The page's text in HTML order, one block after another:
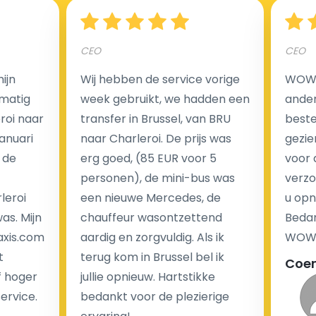
Hoeveel kost een luchthaven taxi transfer?
Een van de meest aantrekkelijke voordelen van
luchthaventaxi's is een vast tarief voor uw rit. In
tegenstelling tot traditionele taxi's met taxameter
brengen wij u geen extra kosten in rekening voor de
nachtrit.
We hebben geen ophaaltarief of extra kosten voor
wachttijd als uw vlucht vertraging heeft.
Kijk op onze website voor meer informatie over uw
transferkosten. Ons boekingsformulier bevat alle
mogelijke extra's die u kunt kiezen en de prijs die u
krijgt is transparant voor een passagier en een
naar
Mijn
hoger
CEO
Wij hebben de service vorige
week gebruikt, we hadden een
transfer in Brussel, van BRU
naar Charleroi. De prijs was
erg goed, (85 EUR voor 5
personen), de mini-bus was
een nieuwe Mercedes, de
chauffeur wasontzettend
aardig en zorgvuldig. Als ik
terug kom in Brussel bel ik
jullie opnieuw. Hartstikke
bedankt voor de plezierige
CEO
voor
u